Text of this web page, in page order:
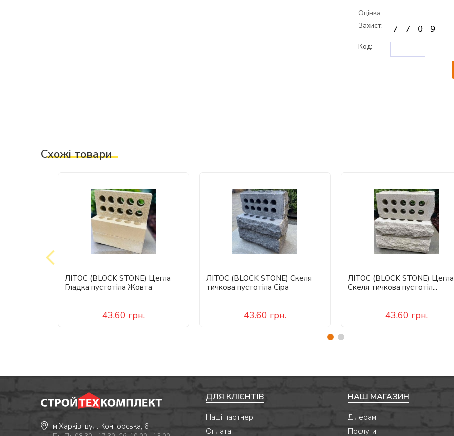
Оцінка:
Захист:
Код:
Схожі товари
ЛІТОС (BLOCK STONE) Цегла
Гладка пустотіла Жовта
43.60 грн.
ЛІТОС (BLOCK STONE) Скеля
тичкова пустотіла Сіра
43.60 грн.
ЛІТОС (BLOCK STONE) Цегла
Скеля тичкова пустотіл...
43.60 грн.
м.Харків, вул. Конторська, 6
ДЛЯ КЛІЄНТІВ
Наші партнер
Оплата
НАШ МАГАЗИН
Ділерам
Послуги